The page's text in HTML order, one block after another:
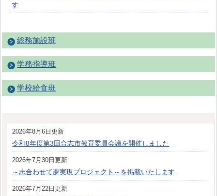
す
総務施設班
学務指導班
学校給食班
2026年8月6日更新
令和8年度第3回合志市教育委員会議を開催しました
2026年7月30日更新
～志合わせて夢実現プロジェクト～を掲載いたします
2026年7月22日更新